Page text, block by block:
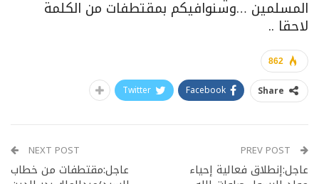
المسلمين …وسنوافيكم بمقتطفات من الكلمة
لاحقا ..
862
Share
Facebook
Twitter
عاجل:إنطلاق فعالية إحياء
NEXT POST
عاجل:مقتطفات من خطاب